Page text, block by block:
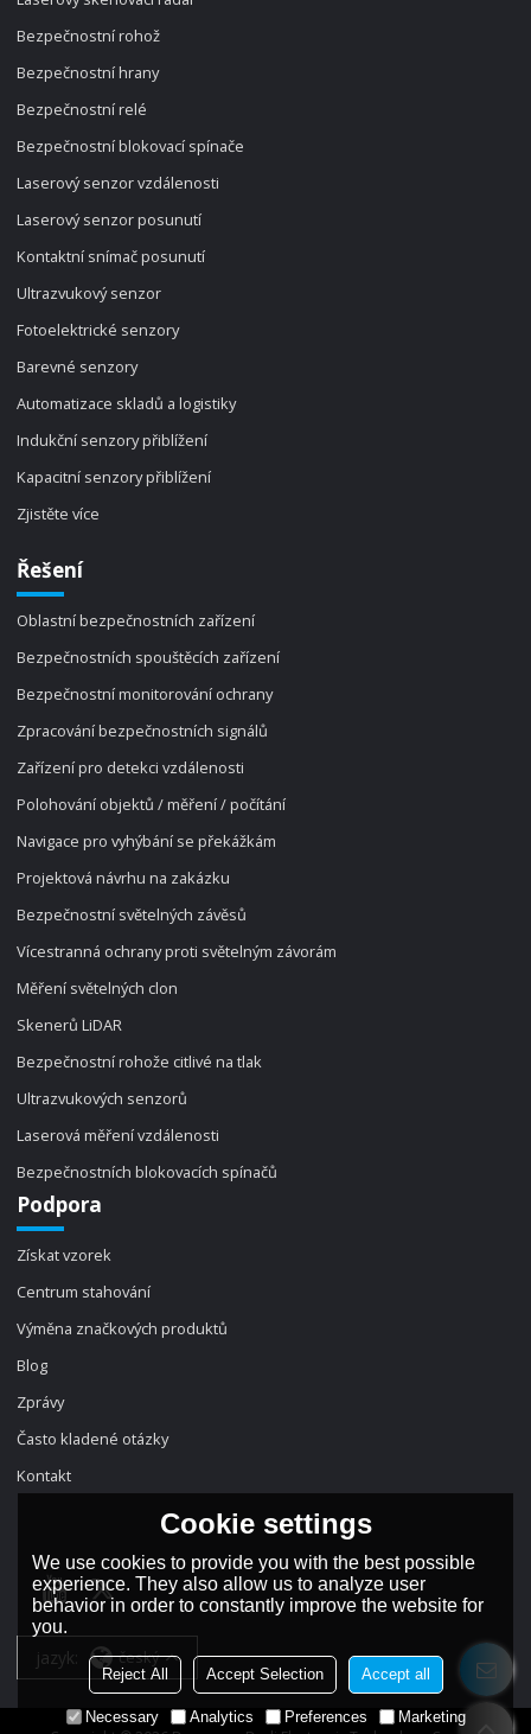
Bezpečnostní rohož
Bezpečnostní hrany
Bezpečnostní relé
Bezpečnostní blokovací spínače
Laserový senzor vzdálenosti
Laserový senzor posunutí
Kontaktní snímač posunutí
Ultrazvukový senzor
Fotoelektrické senzory
Barevné senzory
Automatizace skladů a logistiky
Indukční senzory přiblížení
Kapacitní senzory přiblížení
Zjistěte více
Řešení
Oblastní bezpečnostních zařízení
Bezpečnostních spouštěcích zařízení
Bezpečnostní monitorování ochrany
Zpracování bezpečnostních signálů
Zařízení pro detekci vzdálenosti
Polohování objektů / měření / počítání
Navigace pro vyhýbání se překážkám
Projektová návrhu na zakázku
Bezpečnostní světelných závěsů
Vícestranná ochrany proti světelným závorám
Měření světelných clon
Skenerů LiDAR
Bezpečnostní rohože citlivé na tlak
Ultrazvukových senzorů
Laserová měření vzdálenosti
Bezpečnostních blokovacích spínačů
Podpora
Získat vzorek
Centrum stahování
Výměna značkových produktů
Blog
Zprávy
Často kladené otázky
Kontakt
jazyk: český
Cookie settings
We use cookies to provide you with the best possible
experience. They also allow us to analyze user
behavior in order to constantly improve the website for
you.
Reject All Accept Selection Accept all
Necessary Analytics Preferences Marketing